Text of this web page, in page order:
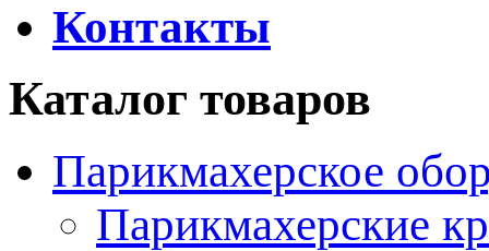
Контакты
Каталог товаров
Парикмахерское
Парикмахерские